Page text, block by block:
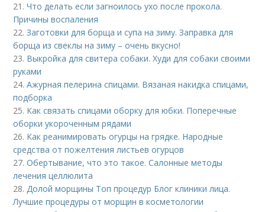
21.Что делать если загноилось ухо после прокола.
Причины воспаления
22.Заготовки для борща и супа на зиму. Заправка для
борща из свеклы на зиму – очень вкусно!
23. Выкройка для свитера собаки. Худи для собаки своими
руками
24.Ажурная пелерина спицами. Вязаная накидка спицами,
подборка
25. Как связать спицами оборку для юбки. Поперечные
оборки укороченным рядами
26. Как реанимировать огурцы на грядке. Народные
средства от пожелтения листьев огурцов
27.Обертывание, что это такое. Салонные методы
лечения целлюлита
28.Долой морщины Топ процедур Блог клиники лица.
Лучшие процедуры от морщин в косметологии